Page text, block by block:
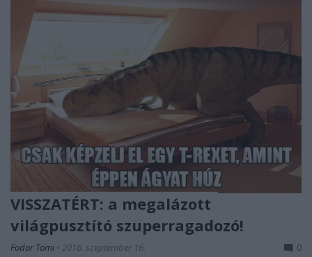
VISSZATÉRT: a megalázott
világpusztító szuperragadozó!
Fodor Tomi • 2016. szeptember 16. 0